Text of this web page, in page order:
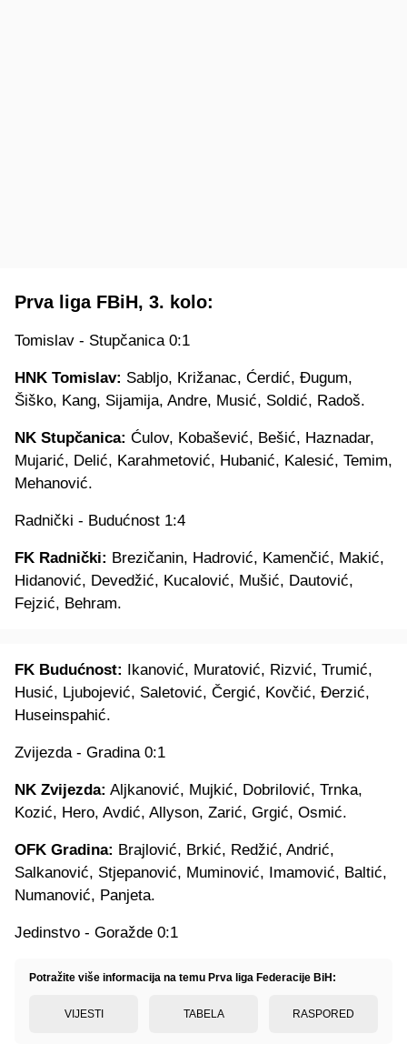
Prva liga FBiH, 3. kolo:
Tomislav - Stupčanica 0:1
HNK Tomislav: Sabljo, Križanac, Ćerdić, Đugum,
Šiško, Kang, Sijamija, Andre, Musić, Soldić, Radoš.
NK Stupčanica: Ćulov, Kobašević, Bešić, Haznadar,
Mujarić, Delić, Karahmetović, Hubanić, Kalesić, Temim,
Mehanović.
Radnički - Budućnost 1:4
FK Radnički: Brezičanin, Hadrović, Kamenčić, Makić,
Hidanović, Devedžić, Kucalović, Mušić, Dautović,
Fejzić, Behram.
FK Budućnost: Ikanović, Muratović, Rizvić, Trumić,
Husić, Ljubojević, Saletović, Čergić, Kovčić, Đerzić,
Huseinspahić.
Zvijezda - Gradina 0:1
NK Zvijezda: Aljkanović, Mujkić, Dobrilović, Trnka,
Kozić, Hero, Avdić, Allyson, Zarić, Grgić, Osmić.
OFK Gradina: Brajlović, Brkić, Redžić, Andrić,
Salkanović, Stjepanović, Muminović, Imamović, Baltić,
Numanović, Panjeta.
Jedinstvo - Goražde 0:1
Potražite više informacija na temu Prva liga Federacije BiH:
VIJESTI TABELA RASPORED